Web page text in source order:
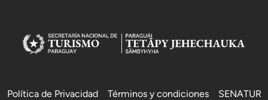
Política de Privacidad Términos y condiciones SENATUR